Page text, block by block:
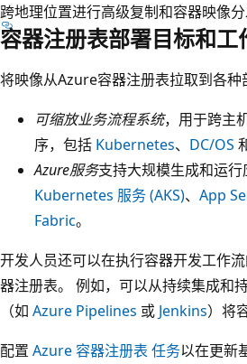
跨地理位置进行高级复制和容器映像分
容器注册表部署目标和工
将映像从Azure容器注册表拉取到各种
可缩放业务流程系统，用于跨主
序，包括 Kubernetes、 DC/OS
Azure服务支持大规模生成和运
Kubernetes 服务 (AKS)、 App
Fabric。
开发人员还可以在执行容器开发工作
器注册表。 例如，可以从持续集成和
（如 Azure Pipelines 或 Jenkins）将
配置 Azure 容器注册表 任务以在更新